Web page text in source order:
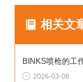
相关文
BINKS喷枪的工
2026-03-08